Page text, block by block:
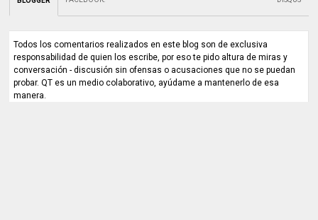
Todos los comentarios realizados en este blog son de exclusiva
responsabilidad de quien los escribe, por eso te pido altura de miras y
conversación - discusión sin ofensas o acusaciones que no se puedan
probar. QT es un medio colaborativo, ayúdame a mantenerlo de esa
manera.